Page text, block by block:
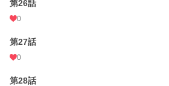
第26話
0
第27話
0
第28話